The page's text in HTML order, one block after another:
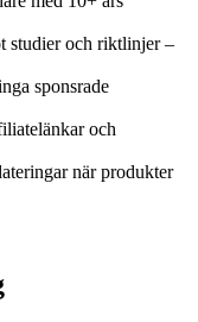
studier och riktlinjer –
sponsrade
och
när produkter